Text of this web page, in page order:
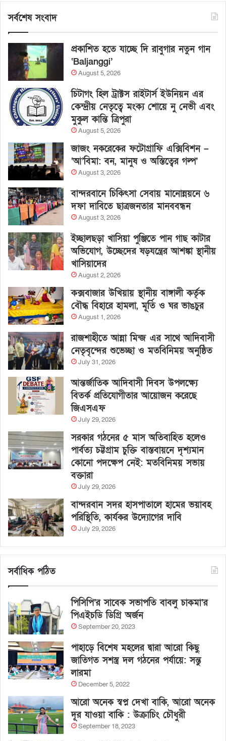
সর্বশেষ সংবাদ
প্রকাশিত হতে যাচ্ছে দি রাবুগার নতুন গান
‘Baljanggi’
August 5, 2026
চিটাগং হিল ট্রাক্টস রাইটার্স ইউনিয়ন এর
কেন্দ্রীয় নেতৃত্বে মংক্য শোয়ে নু নেভী এবং
মুকুল কান্তি ত্রিপুরা
August 5, 2026
জাজং নকরেকের ফটোগ্রাফি এক্সিবিশন –
‘আ’বিমা: বন, মানুষ ও অস্তিত্বের গল্প’
August 3, 2026
বান্দরবানে চিকিৎসা সেবায় মানোন্নয়নে ৬
দফা দাবিতে ছাত্রজনতার মানববন্ধন
August 3, 2026
ইচ্ছালছড়া খাসিয়া পুঞ্জিতে পান গাছ কাটার
অভিযোগ, উচ্ছেদের ষড়যন্ত্রের আশঙ্কা স্থানীয়
খাসিয়াদের
August 2, 2026
কক্সবাজার উখিয়ায় স্থানীয় বাঙ্গালী কর্তৃক
বৌদ্ধ বিহারে হামলা, মূর্তি ও ঘর ভাঙচুর
August 1, 2026
রাজশাহীতে আন্না মিন্জ এর সাথে আদিবাসী
নেতৃবৃন্দের শুভেচ্ছা ও মতবিনিময় অনুষ্ঠিত
July 31, 2026
আন্তর্জাতিক আদিবাসী দিবস উপলক্ষ্যে
বিতর্ক প্রতিযোগীতার আয়োজন করেছে
জিএসএফ
July 29, 2026
সরকার গঠনের ৫ মাস অতিবাহিত হলেও
পার্বত্য চট্টগ্রাম চুক্তি বাস্তবায়নে দৃশ্যমান
কোনো পদক্ষেপ নেই: মতবিনিময় সভায়
বক্তারা
July 29, 2026
বান্দরবান সদর হাসপাতালে হামের ভয়াবহ
পরিস্থিতি, কার্যকর উদ্যোগের দাবি
July 29, 2026
সর্বাধিক পঠিত
পিসিপি’র সাবেক সভাপতি বাবলু চাকমা’র
পিএইচডি ডিগ্রি অর্জন
September 20, 2023
পাহাড়ে বিশেষ মহলের দ্বারা আরো কিছু
জাতিগত সশস্ত্র দল গঠনের পর্যায়ে: সন্তু
লারমা
December 5, 2022
আরো অনেক স্বপ্ন দেখা বাকি, আরো অনেক
দূর যাওয়া বাকি : উক্রাচিং চৌধুরী
September 18, 2023